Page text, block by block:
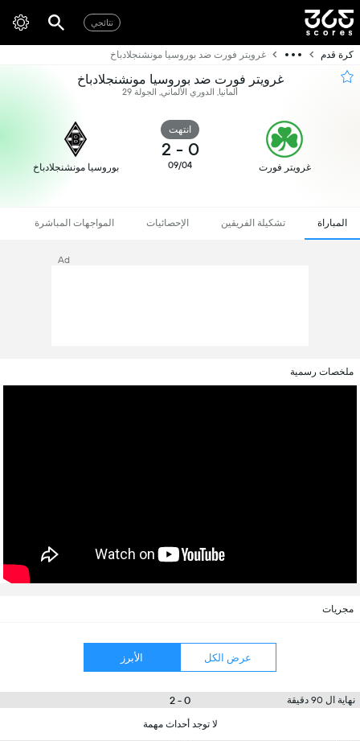
نتائجي
كرة قدم غرويتر فورت ضد بوروسيا مونشنجلادباخ
غرويتر فورت ضد بوروسيا مونشنجلادباخ
ألمانيا, الدوري الألماني, الجولة 29
غرويتر فورت
انتهت
0
-
2
09/04 بوروسيا مونشنجلادباخ
المباراة تشكيلة الفريقين الإحصائيات المواجهات المباشرة
Ad
ملخصات رسمية
مجريات
عرض الكل الأبرز
نهاية ال 90 دقيقة 0 - 2
لا توجد أحداث مهمة